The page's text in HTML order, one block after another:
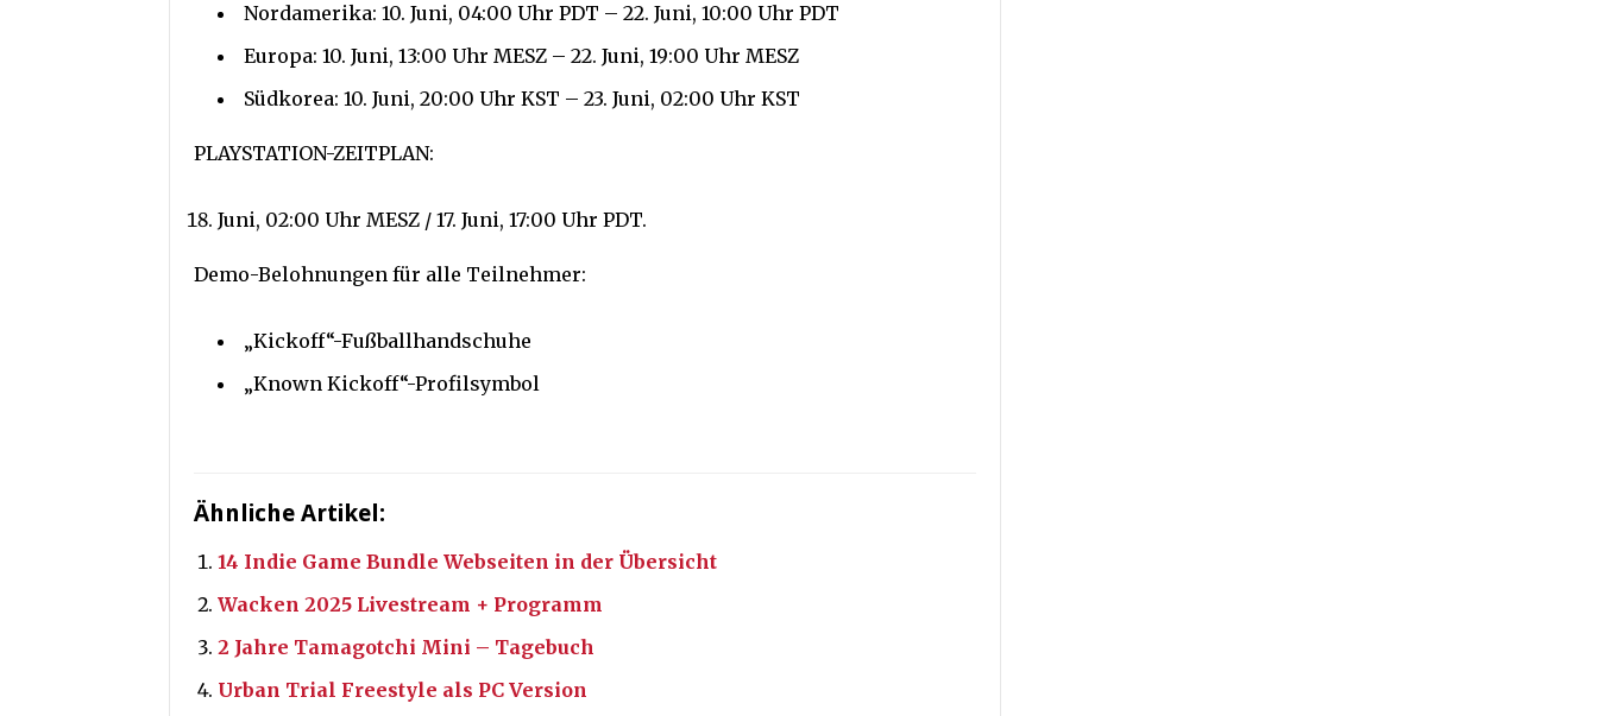
Nordamerika: 10. Juni, 04:00 Uhr PDT – 22. Juni, 10:00 Uhr PDT
Europa: 10. Juni, 13:00 Uhr MESZ – 22. Juni, 19:00 Uhr MESZ
Südkorea: 10. Juni, 20:00 Uhr KST – 23. Juni, 02:00 Uhr KST
PLAYSTATION-ZEITPLAN:
Juni, 02:00 Uhr MESZ / 17. Juni, 17:00 Uhr PDT.
Demo-Belohnungen für alle Teilnehmer:
„Kickoff“-Fußballhandschuhe
„Known Kickoff“-Profilsymbol
Ähnliche Artikel:
14 Indie Game Bundle Webseiten in der Übersicht
Wacken 2025 Livestream + Programm
2 Jahre Tamagotchi Mini – Tagebuch
Urban Trial Freestyle als PC Version